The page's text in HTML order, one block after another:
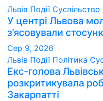
Львів Події Суспільство
У центрі Львова
з’ясовували
Сер 9, 2026
Львів Події Політика
Екс-голова
розкритикувала
Закарпатті